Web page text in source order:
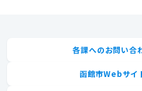
各課へのお問い合
函館市Webサイ